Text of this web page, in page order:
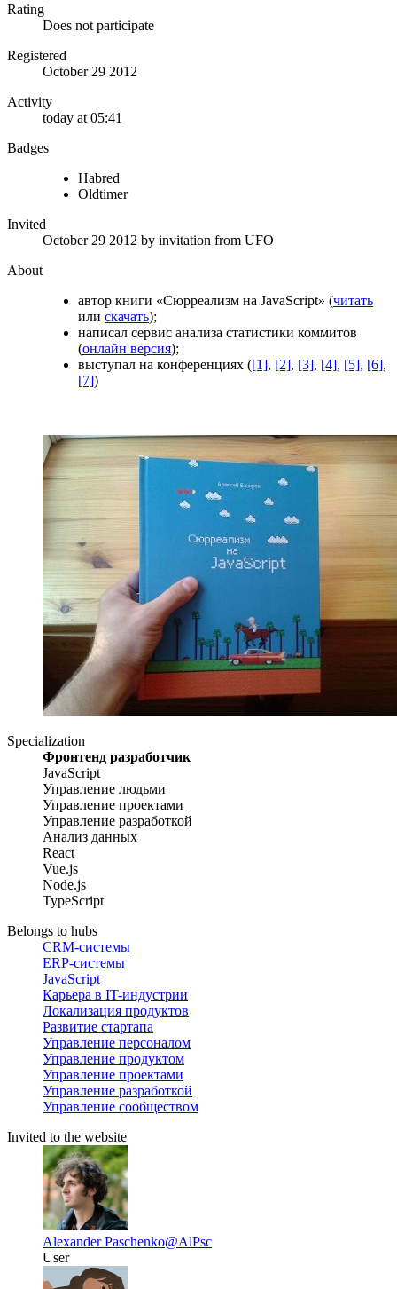
Rating
Does not participate
Registered
October 29 2012
Activity
today at 05:41
Badges
Habred
Oldtimer
Invited
October 29 2012 by invitation from UFO
About
автор книги «Сюрреализм на JavaScript» (читать
или скачать);
написал сервис анализа статистики коммитов
(онлайн версия);
выступал на конференциях ([1], [2], [3], [4], [5], [6],
[7])
Specialization
Фронтенд разработчик
JavaScript
Управление людьми
Управление проектами
Управление разработкой
Анализ данных
React
Vue.js
Node.js
TypeScript
Belongs to hubs
CRM-системы
ERP-системы
JavaScript
Карьера в IT-индустрии
Локализация продуктов
Развитие стартапа
Управление персоналом
Управление продуктом
Управление проектами
Управление разработкой
Управление сообществом
Invited to the website
Alexander Paschenko@AlPsc
User